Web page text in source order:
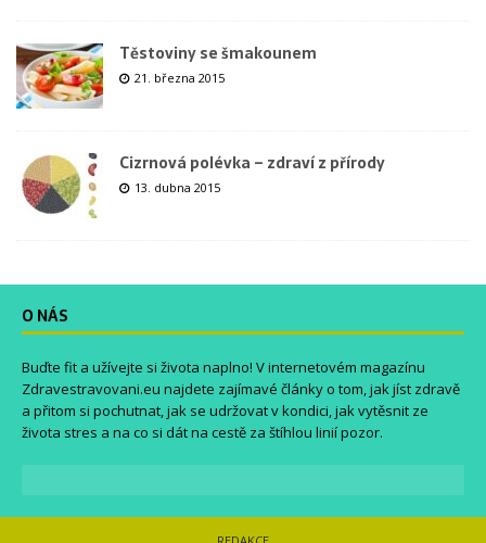
Těstoviny se šmakounem
21. března 2015
Cizrnová polévka – zdraví z přírody
13. dubna 2015
O NÁS
Buďte fit a užívejte si života naplno! V internetovém magazínu
Zdravestravovani.eu najdete zajímavé články o tom, jak jíst zdravě
a přitom si pochutnat, jak se udržovat v kondici, jak vytěsnit ze
života stres a na co si dát na cestě za štíhlou linií pozor.